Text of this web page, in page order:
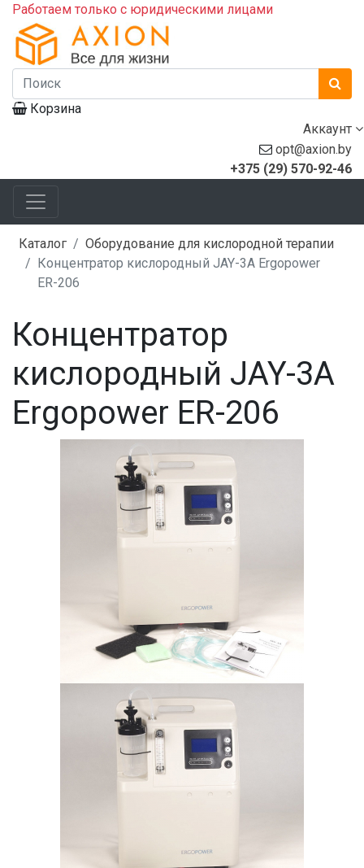
Работаем только с юридическими лицами
Корзина
Аккаунт
opt@axion.by
+375 (29) 570-92-46
Каталог
Оборудование для кислородной терапии
Концентратор кислородный JAY-3А Ergopower
ER-206
Концентратор
кислородный JAY-3А
Ergopower ER-206